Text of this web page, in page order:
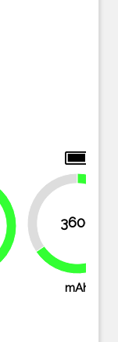
40% 3600
34.5%
mAh